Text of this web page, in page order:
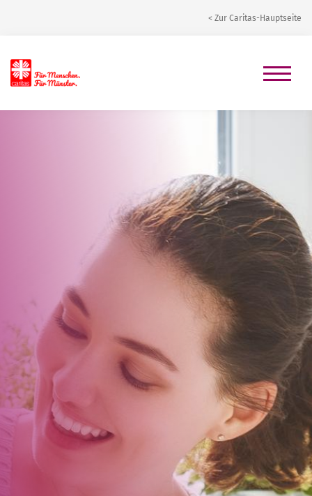
< Zur Caritas-Hauptseite